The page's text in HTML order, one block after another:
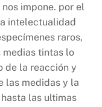
impone. por el
intelectualidad
raros,
medias tintas lo
de la reacción y
las medidas y la
las ultimas